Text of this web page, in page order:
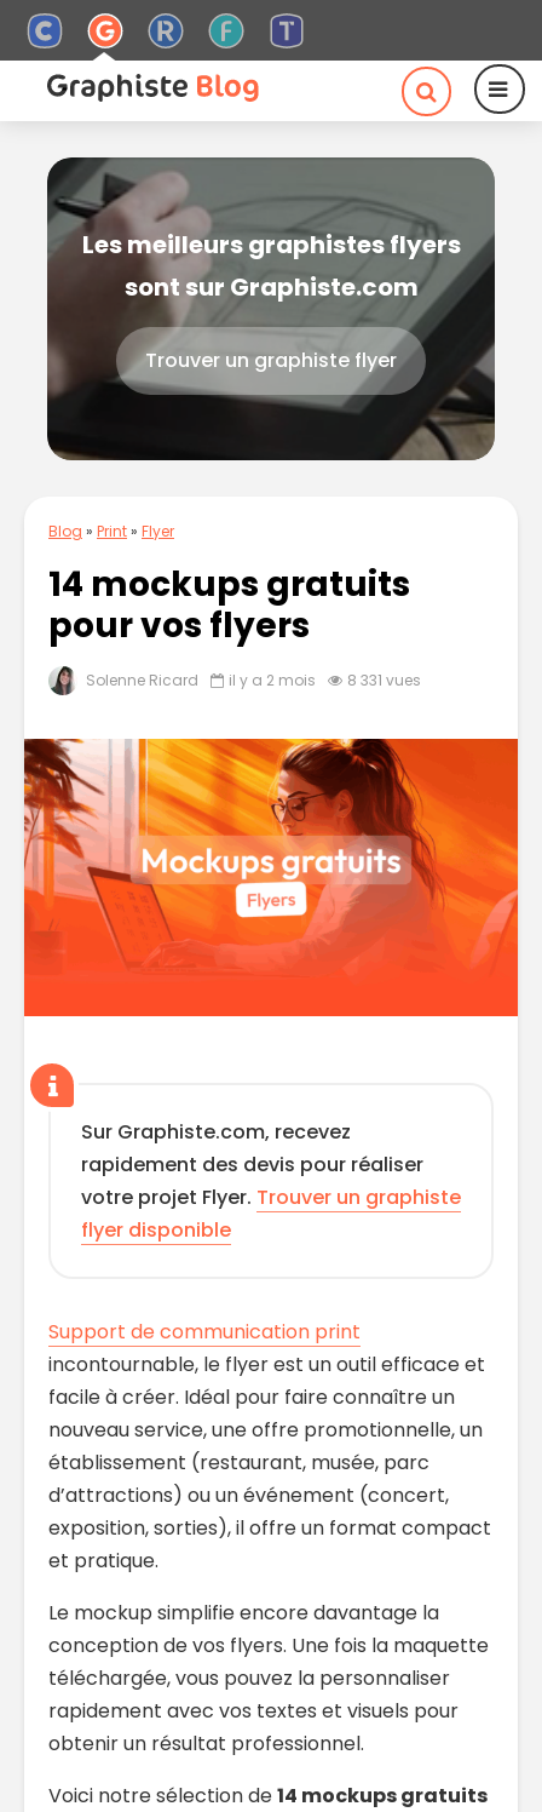
Les meilleurs graphistes flyers
sont sur Graphiste.com
Trouver un graphiste flyer
Blog » Print» Flyer
14 mockups gratuits
pour vos flyers
Solenne Ricard il y a 2 mois 8 331 vues
Sur Graphiste.com, recevez
rapidement des devis pour réaliser
votre projet Flyer. Trouver un graphiste
flyer disponible
Support de communication print
incontournable, le flyer est un outil efficace et
facile à créer. Idéal pour faire connaître un
nouveau service, une offre promotionnelle, un
établissement (restaurant, musée, parc
d’attractions) ou un événement (concert,
exposition, sorties), il offre un format compact
et pratique.
Le mockup simplifie encore davantage la
conception de vos flyers. Une fois la maquette
téléchargée, vous pouvez la personnaliser
rapidement avec vos textes et visuels pour
obtenir un résultat professionnel.
Voici notre sélection de14 mockups gratuits